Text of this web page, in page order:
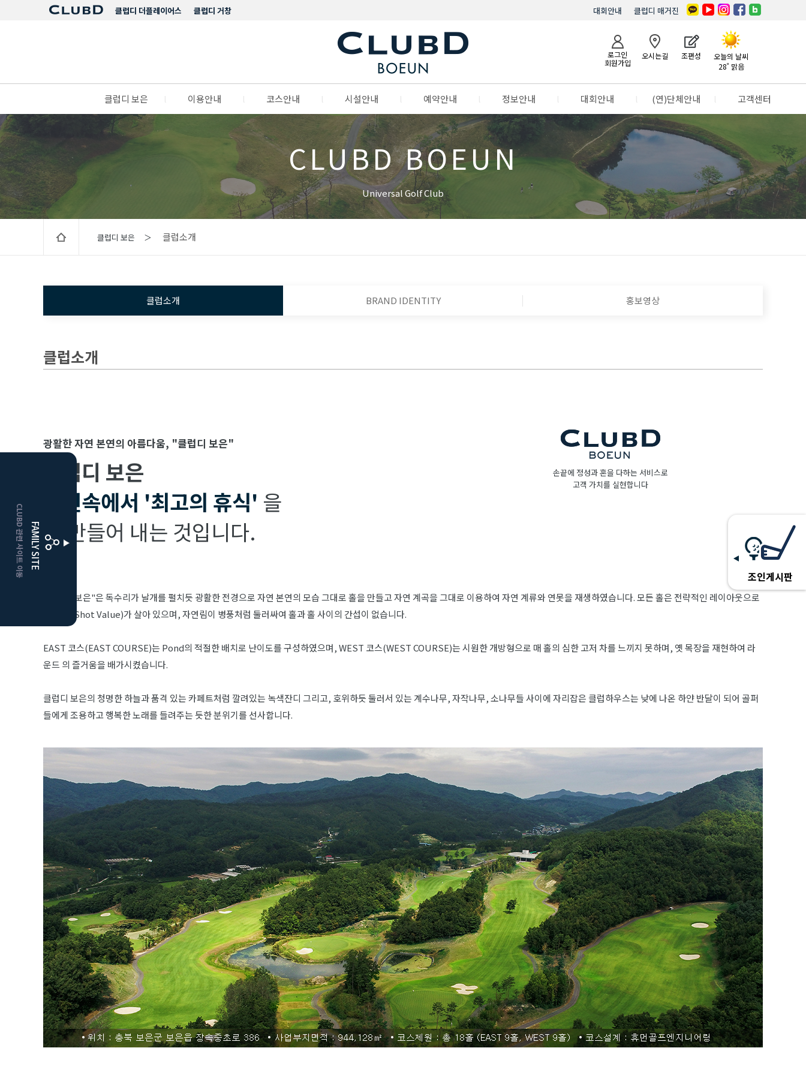
클럽디 거창
클럽디 더플레이어스 클럽디 매거진
대회안내
로그인
회원가입
오시는길 조편성
오늘의 날씨
28˚ 맑음
클럽디 보은 이용안내 코스안내 시설안내 예약안내 정보안내 대회안내 (연)단체안내 고객센터
CLUBD BOEUN
Universal Golf Club
FAMILY SITE
CLUBD 관련 사이트 이동
HOME
클럽디거창
클럽디더플레이어스
조인게시판
클럽디 보은 ＞ 클럽소개
클럽소개 BRAND IDENTITY 홍보영상
클럽소개
광활한 자연 본연의 아름다움, "클럽디 보은"
클럽디 보은
자연속에서 '최고의 휴식' 을
을 만들어 내는 것입니다.
"클럽디 보은"은 독수리가 날개를 펼치듯 광활한 전경으로 자연 본연의 모습 그대로 홀을 만들고 자연 계곡을 그대로 이용하여 자연 계류와 연못을 재생하였습니다. 모든 홀은 전략적인 레이아웃으로
샷 밸류(Shot Value)가 살아 있으며, 자연림이 병풍처럼 둘러싸여 홀과 홀 사이의 간섭이 없습니다.
EAST 코스(EAST COURSE)는 Pond의 적절한 배치로 난이도를 구성하였으며, WEST 코스(WEST COURSE)는 시원한 개방형으로 매 홀의 심한 고저 차를 느끼지 못하며, 옛 목장을 재현하여 라
운드 의 즐거움을 배가시켰습니다.
클럽디 보은의 청명한 하늘과 품격 있는 카페트처럼 깔려있는 녹색잔디 그리고, 호위하듯 둘러서 있는 계수나무, 자작나무, 소나무들 사이에 자리잡은 클럽하우스는 낮에 나온 하얀 반달이 되어 골퍼
들에게 조용하고 행복한 노래를 들려주는 듯한 분위기를 선사합니다.
손끝에 정성과 혼을 다하는 서비스로
고객 가치를 실현합니다